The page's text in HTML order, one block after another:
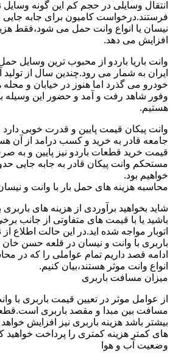
انتقال وسایلی در حجم کم این گونه
فرستند.درخواست کامیون برای جابه جایی
نیسان یا انواع وانت حمل می شود،فقط
افزایش می دهد.
وانت باریا باردو از محبوب ترین وسایل
ایران به شمار می رود.چندین سال از تولید
خودرو می گذرد اما هنوز در خیابان و
وفور شاهد رفت و آمد و حضور این وسیله
هستیم.
وانت پیکان قیمت پایین و قدرت خوبی
جامعه قادر به خرید و کسب درامد از آن
قیمت خرید قطعات باردو نیز پایین و
مستحکم وانت پیکان قادر به جابه جایی
خواهیم بود.
محاسبه هزینه های حمل بار با وانت و
شاید بخواهید برآوردی از هزینه های
باشید یا با قیمت های متفاوتی از جانب
اتوبار مواجه شده اید.در این حالت اطلاع
باربری با وانت و نیسان در قلعه حسن خان
ادامه قصد داریم تمام عواملی را که در
انواع وانت موثر هستند،بیان کنیم.
میزان مسافت باربری
از عوامل موثر در تعیین قیمت باربری با
مسافت بین مبدا و مقصد باربری
بیشتر باشد هزینه باربری نیز افزایش
های کمتر هزینه کمتری را پرداخت خواهید
وضعیت آب و هوا